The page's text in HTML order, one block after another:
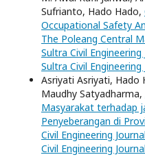
Sufrianto, Hado Hado,
Occupational Safety
The Poleang Central
Sultra Civil Engineering
Sultra Civil Engineering
Asriyati Asriyati, Hado
Maudhy Satyadharma,
Masyarakat terhadap
Penyeberangan di
Civil Engineering
Civil Engineering